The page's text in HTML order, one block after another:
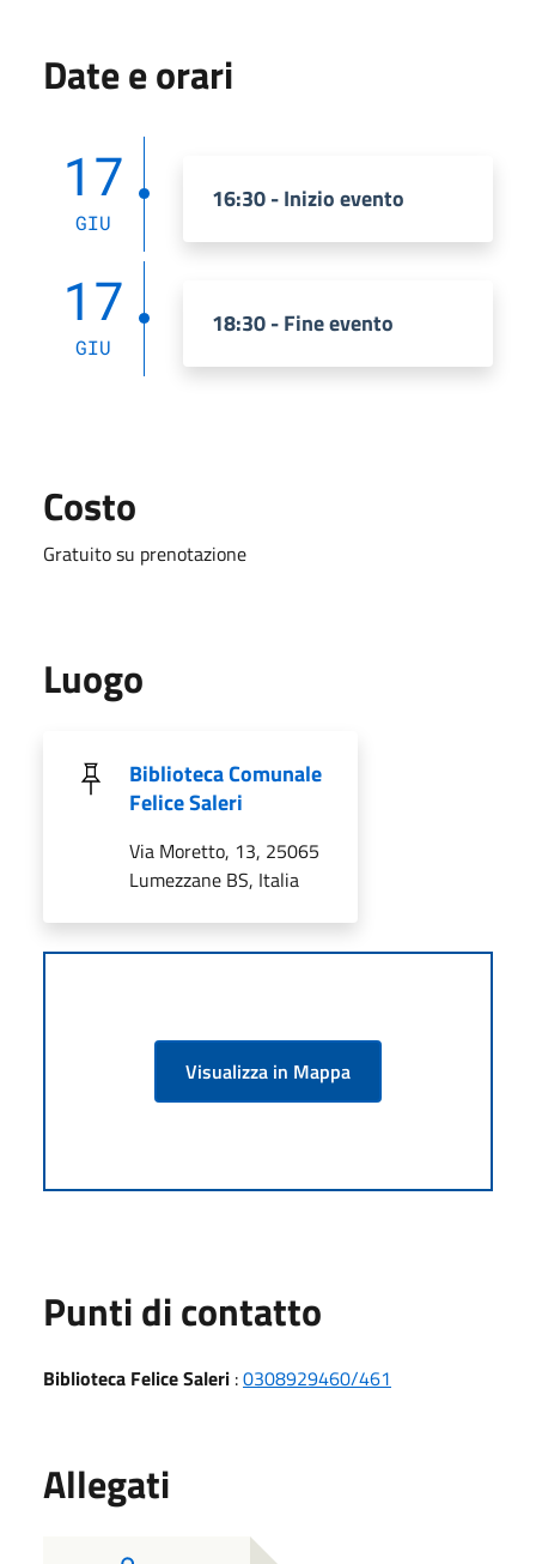
Date e orari
17
GIU
16:30 - Inizio evento
17
GIU
18:30 - Fine evento
Costo
Gratuito su prenotazione
Luogo
Biblioteca Comunale
Felice Saleri
Via Moretto, 13, 25065
Lumezzane BS, Italia
Visualizza in Mappa
Punti di contatto
Biblioteca Felice Saleri :0308929460/461
Allegati